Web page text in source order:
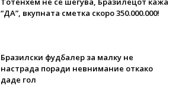
“ДА”, вкупната сметка скоро 350.000.000!
Бразилски фудбалер за малку не
настрада поради невнимание откако
даде гол